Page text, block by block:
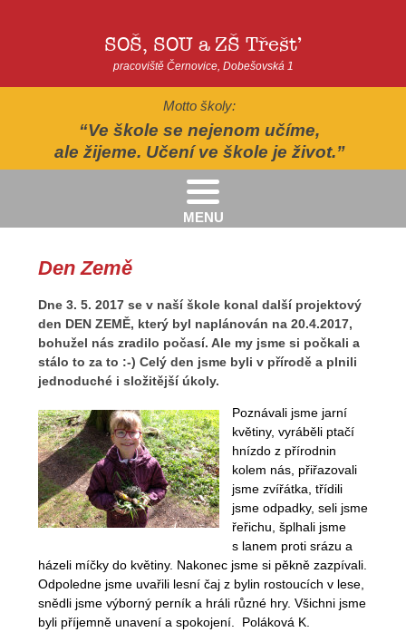
MENU
Motto školy:
Ve škole se nejenom učíme,
ale žijeme. Učení ve škole je život.
SOŠ, SOU a ZŠ Třešť
pracoviště Černovice, Dobešovská 1
Den Země
Dne 3. 5. 2017 se v naší škole konal další projektový
den DEN ZEMĚ, který byl naplánován na 20.4.2017,
bohužel nás zradilo počasí. Ale my jsme si počkali a
stálo to za to :-) Celý den jsme byli v přírodě a plnili
jednoduché i složitější úkoly.
Poznávali jsme jarní
květiny, vyráběli ptačí
hnízdo z přírodnin
kolem nás, přiřazovali
jsme zvířátka, třídili
jsme odpadky, seli jsme
řeřichu, šplhali jsme
s lanem proti srázu a
házeli míčky do květiny. Nakonec jsme si pěkně zazpívali.
Odpoledne jsme uvařili lesní čaj z bylin rostoucích v lese,
snědli jsme výborný perník a hráli různé hry. Všichni jsme
byli příjemně unavení a spokojení.
Poláková K.